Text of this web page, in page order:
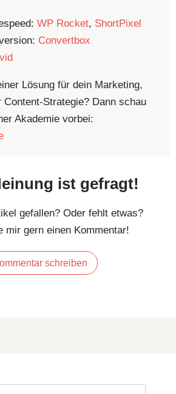
WP Rocket, ShortPixel
Convertbox
Lösung für dein Marketing,
Content-Strategie? Dann schau
Akademie vorbei:
ist gefragt!
gefallen? Oder fehlt etwas?
mir gern einen Kommentar!
schreiben